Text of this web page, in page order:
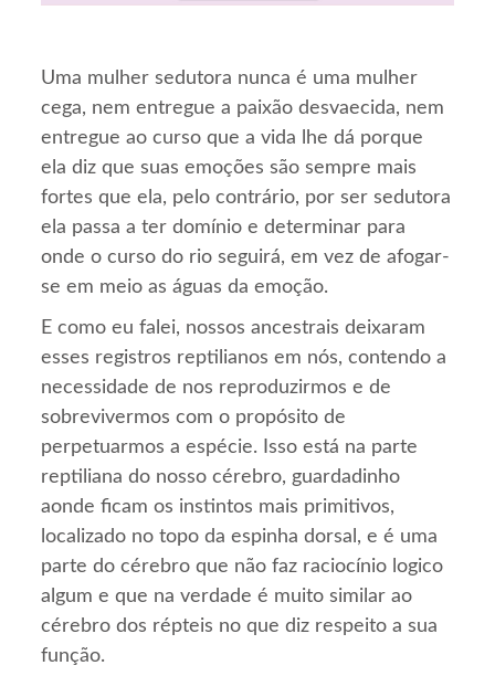
Uma mulher sedutora nunca é uma mulher
cega, nem entregue a paixão desvaecida, nem
entregue ao curso que a vida lhe dá porque
ela diz que suas emoções são sempre mais
fortes que ela, pelo contrário, por ser sedutora
ela passa a ter domínio e determinar para
onde o curso do rio seguirá, em vez de afogar-
se em meio as águas da emoção.
E como eu falei, nossos ancestrais deixaram
esses registros reptilianos em nós, contendo a
necessidade de nos reproduzirmos e de
sobrevivermos com o propósito de
perpetuarmos a espécie. Isso está na parte
reptiliana do nosso cérebro, guardadinho
aonde ficam os instintos mais primitivos,
localizado no topo da espinha dorsal, e é uma
parte do cérebro que não faz raciocínio logico
algum e que na verdade é muito similar ao
cérebro dos répteis no que diz respeito a sua
função.